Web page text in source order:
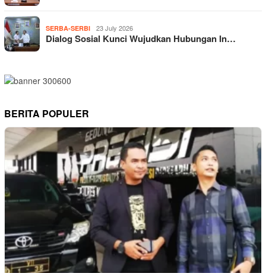
SERBA-SERBI 23 July 2026
Dialog Sosial Kunci Wujudkan Hubungan In…
BERITA POPULER